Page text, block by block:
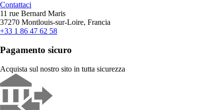
Contattaci
11 rue Bernard Maris
37270 Montlouis-sur-Loire, Francia
+33 1 86 47 62 58
Pagamento sicuro
Acquista sul nostro sito in tutta sicurezza